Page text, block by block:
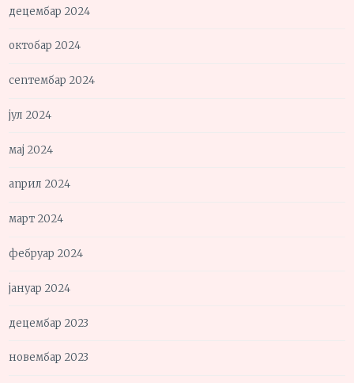
децембар 2024
октобар 2024
септембар 2024
јул 2024
мај 2024
април 2024
март 2024
фебруар 2024
јануар 2024
децембар 2023
новембар 2023